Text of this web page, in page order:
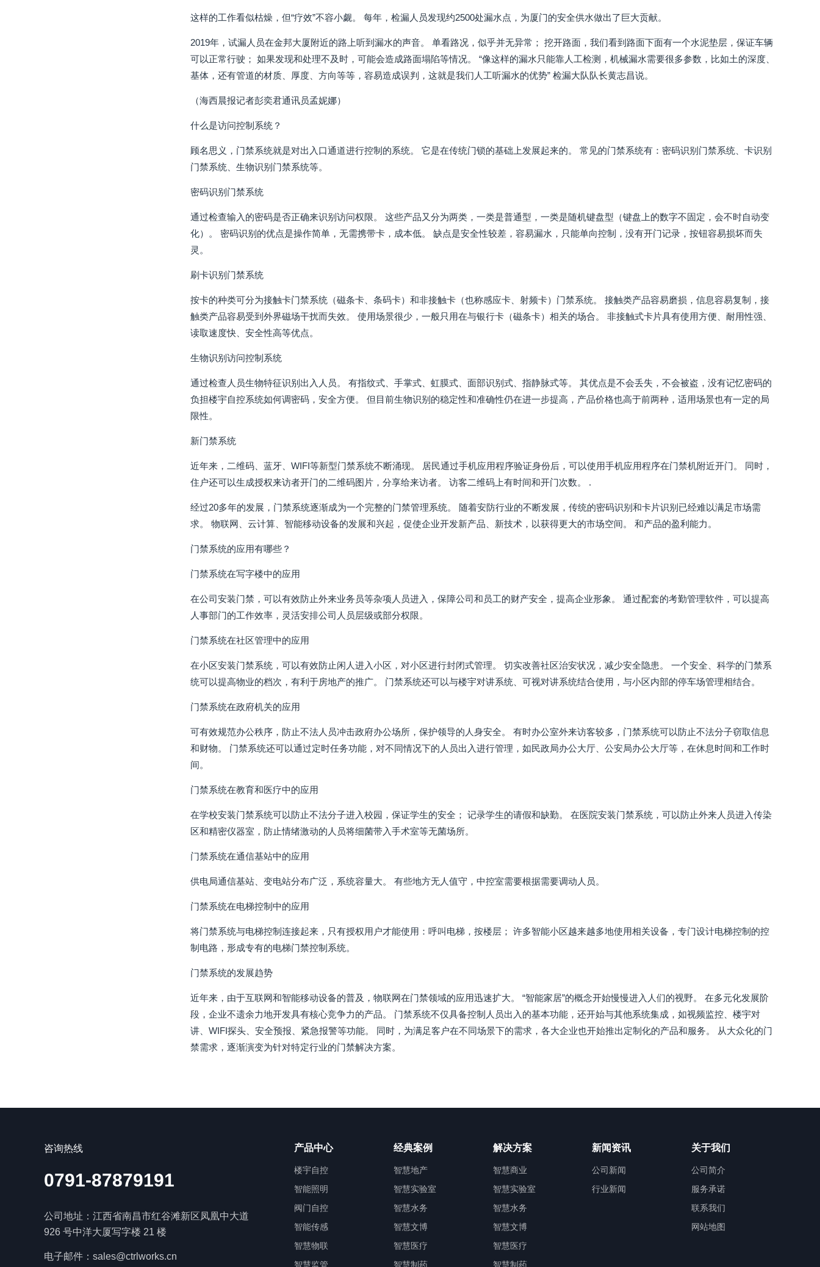
这样的工作看似枯燥，但“疗效”不容小觑。 每年，检漏人员发现约2500处漏水点，为厦门的安全供水做出了巨大贡献。
2019年，试漏人员在金邦大厦附近的路上听到漏水的声音。 单看路况，似乎并无异常； 挖开路面，我们看到路面下面有一个水泥垫层，保证车辆
可以正常行驶； 如果发现和处理不及时，可能会造成路面塌陷等情况。 “像这样的漏水只能靠人工检测，机械漏水需要很多参数，比如土的深度、
基体，还有管道的材质、厚度、方向等等，容易造成误判，这就是我们人工听漏水的优势” 检漏大队队长黄志昌说。
（海西晨报记者彭奕君通讯员孟妮娜）
什么是访问控制系统？
顾名思义，门禁系统就是对出入口通道进行控制的系统。 它是在传统门锁的基础上发展起来的。 常见的门禁系统有：密码识别门禁系统、卡识别
门禁系统、生物识别门禁系统等。
密码识别门禁系统
通过检查输入的密码是否正确来识别访问权限。 这些产品又分为两类，一类是普通型，一类是随机键盘型（键盘上的数字不固定，会不时自动变
化）。 密码识别的优点是操作简单，无需携带卡，成本低。 缺点是安全性较差，容易漏水，只能单向控制，没有开门记录，按钮容易损坏而失
灵。
刷卡识别门禁系统
按卡的种类可分为接触卡门禁系统（磁条卡、条码卡）和非接触卡（也称感应卡、射频卡）门禁系统。 接触类产品容易磨损，信息容易复制，接
触类产品容易受到外界磁场干扰而失效。 使用场景很少，一般只用在与银行卡（磁条卡）相关的场合。 非接触式卡片具有使用方便、耐用性强、
读取速度快、安全性高等优点。
生物识别访问控制系统
通过检查人员生物特征识别出入人员。 有指纹式、手掌式、虹膜式、面部识别式、指静脉式等。 其优点是不会丢失，不会被盗，没有记忆密码的
负担楼宇自控系统如何调密码，安全方便。 但目前生物识别的稳定性和准确性仍在进一步提高，产品价格也高于前两种，适用场景也有一定的局
限性。
新门禁系统
近年来，二维码、蓝牙、WIFI等新型门禁系统不断涌现。 居民通过手机应用程序验证身份后，可以使用手机应用程序在门禁机附近开门。 同时，
住户还可以生成授权来访者开门的二维码图片，分享给来访者。 访客二维码上有时间和开门次数。 .
经过20多年的发展，门禁系统逐渐成为一个完整的门禁管理系统。 随着安防行业的不断发展，传统的密码识别和卡片识别已经难以满足市场需
求。 物联网、云计算、智能移动设备的发展和兴起，促使企业开发新产品、新技术，以获得更大的市场空间。 和产品的盈利能力。
门禁系统的应用有哪些？
门禁系统在写字楼中的应用
在公司安装门禁，可以有效防止外来业务员等杂项人员进入，保障公司和员工的财产安全，提高企业形象。 通过配套的考勤管理软件，可以提高
人事部门的工作效率，灵活安排公司人员层级或部分权限。
门禁系统在社区管理中的应用
在小区安装门禁系统，可以有效防止闲人进入小区，对小区进行封闭式管理。 切实改善社区治安状况，减少安全隐患。 一个安全、科学的门禁系
统可以提高物业的档次，有利于房地产的推广。 门禁系统还可以与楼宇对讲系统、可视对讲系统结合使用，与小区内部的停车场管理相结合。
门禁系统在政府机关的应用
可有效规范办公秩序，防止不法人员冲击政府办公场所，保护领导的人身安全。 有时办公室外来访客较多，门禁系统可以防止不法分子窃取信息
和财物。 门禁系统还可以通过定时任务功能，对不同情况下的人员出入进行管理，如民政局办公大厅、公安局办公大厅等，在休息时间和工作时
间。
门禁系统在教育和医疗中的应用
在学校安装门禁系统可以防止不法分子进入校园，保证学生的安全； 记录学生的请假和缺勤。 在医院安装门禁系统，可以防止外来人员进入传染
区和精密仪器室，防止情绪激动的人员将细菌带入手术室等无菌场所。
门禁系统在通信基站中的应用
供电局通信基站、变电站分布广泛，系统容量大。 有些地方无人值守，中控室需要根据需要调动人员。
门禁系统在电梯控制中的应用
将门禁系统与电梯控制连接起来，只有授权用户才能使用：呼叫电梯，按楼层； 许多智能小区越来越多地使用相关设备，专门设计电梯控制的控
制电路，形成专有的电梯门禁控制系统。
门禁系统的发展趋势
近年来，由于互联网和智能移动设备的普及，物联网在门禁领域的应用迅速扩大。 “智能家居”的概念开始慢慢进入人们的视野。 在多元化发展阶
段，企业不遗余力地开发具有核心竞争力的产品。 门禁系统不仅具备控制人员出入的基本功能，还开始与其他系统集成，如视频监控、楼宇对
讲、WIFI探头、安全预报、紧急报警等功能。 同时，为满足客户在不同场景下的需求，各大企业也开始推出定制化的产品和服务。 从大众化的门
禁需求，逐渐演变为针对特定行业的门禁解决方案。
咨询热线
0791-87879191
公司地址：江西省南昌市红谷滩新区凤凰中大道
926 号中洋大厦写字楼 21 楼
电子邮件：sales@ctrlworks.cn
产品中心
楼宇自控
智能照明
阀门自控
智能传感
智慧物联
智慧监管
经典案例
智慧地产
智慧实验室
智慧水务
智慧文博
智慧医疗
智慧制药
解决方案
智慧商业
智慧实验室
智慧水务
智慧文博
智慧医疗
智慧制药
新闻资讯
公司新闻
行业新闻
关于我们
公司简介
服务承诺
联系我们
网站地图